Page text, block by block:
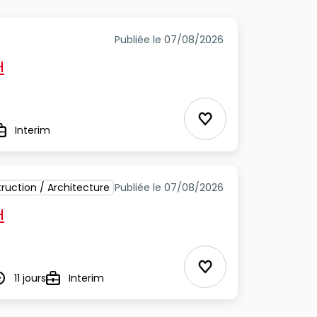
Publiée le 07/08/2026
Interim Ajouter aux
/ Architecture Publiée le 07/08/2026
11 joursTypeInterim Ajouter aux